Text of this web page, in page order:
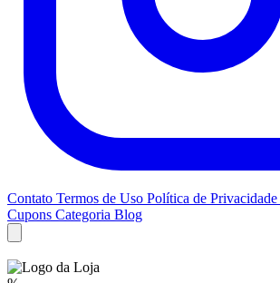
Contato Termos de Uso Política de Privacidade
Cupons Categoria Blog